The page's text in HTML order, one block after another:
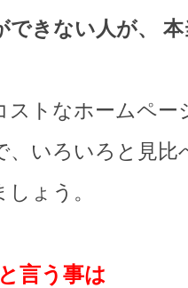
できない人が、
ストなホームペー
、いろいろと見比
ょう。
言う事は